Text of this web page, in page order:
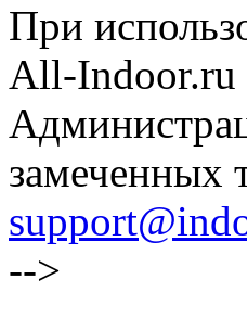
При
All-Indoor.ru
замеченных
-->